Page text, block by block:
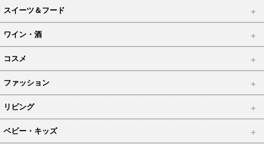
スイーツ＆フード
ワイン・酒
コスメ
ファッション
リビング
ベビー・キッズ